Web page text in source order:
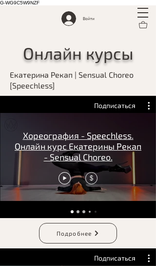
G-WG9C5W9NZF
Войти
Онлайн курсы
Екатерина Рекап | Sensual Choreo
[Speechless]
Подписаться
Хореография - Speechless.
Онлайн курс Екатерины Рекап
- Sensual Choreo.
$
Подробнее
Подписаться